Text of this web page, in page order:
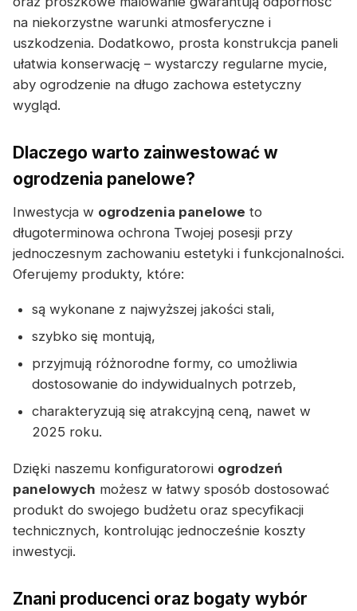
na niekorzystne warunki atmosferyczne i
uszkodzenia. Dodatkowo, prosta konstrukcja paneli
ułatwia konserwację – wystarczy regularne mycie,
aby ogrodzenie na długo zachowa estetyczny
wygląd.
Dlaczego warto zainwestować w
ogrodzenia panelowe?
Inwestycja w ogrodzenia panelowe to
długoterminowa ochrona Twojej posesji przy
jednoczesnym zachowaniu estetyki i funkcjonalności.
Oferujemy produkty, które:
są wykonane z najwyższej jakości stali,
szybko się montują,
przyjmują różnorodne formy, co umożliwia
dostosowanie do indywidualnych potrzeb,
charakteryzują się atrakcyjną ceną, nawet w
2025 roku.
Dzięki naszemu konfiguratorowi ogrodzeń
panelowych możesz w łatwy sposób dostosować
produkt do swojego budżetu oraz specyfikacji
technicznych, kontrolując jednocześnie koszty
inwestycji.
Znani producenci oraz bogaty wybór